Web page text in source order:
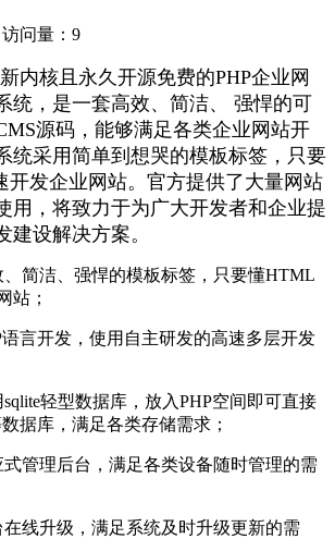
问量：9
内核且永久开源免费的PHP企业网
统，是一套高效、简洁、 强悍的可
源码，能够满足各类企业网站开
统采用简单到想哭的模板标签，只要
开发企业网站。官方提供了大量网站
用，将致力于为广大开发者和企业提
建设解决方案。
简洁、强悍的模板标签，只要懂HTML
站；
言开发，使用自主研发的高速多层开发
轻型数据库，放入PHP空间即可直接
据库，满足各类存储需求；
管理后台，满足各类设备随时管理的需
线升级，满足系统及时升级更新的需